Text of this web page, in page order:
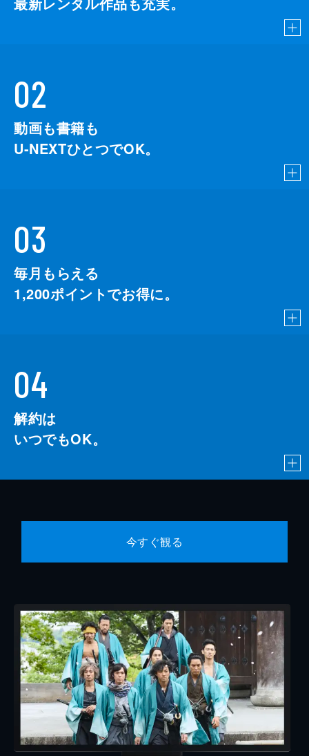
02
動画も書籍も
U-NEXTひとつでOK。
03
毎月もらえる
1,200ポイントでお得に。
04
解約は
いつでもOK。
今すぐ観る